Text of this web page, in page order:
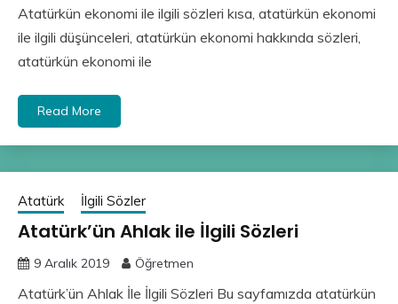
Atatürkün ekonomi ile ilgili sözleri kısa, atatürkün ekonomi
ile ilgili düşünceleri, atatürkün ekonomi hakkında sözleri,
atatürkün ekonomi ile
Read More
Atatürk İlgili Sözler
Atatürk’ün Ahlak ile İlgili Sözleri
9 Aralık 2019 Öğretmen
Atatürk’ün Ahlak İle İlgili Sözleri Bu sayfamızda atatürkün